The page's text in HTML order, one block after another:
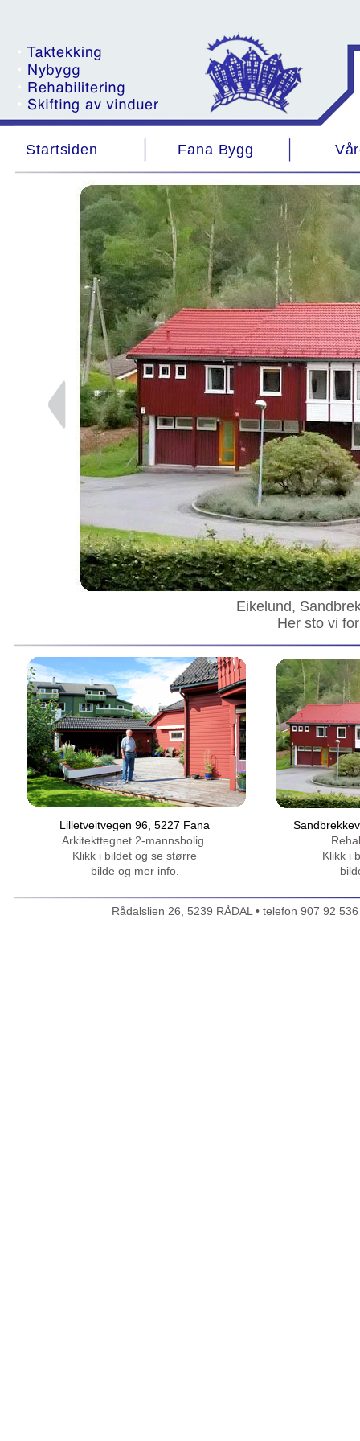
Fana Bygg
Startsiden
Lilletveitvegen 96, 5227 Fana
Arkitekttegnet 2-mannsbolig.
Klikk i bildet og se større
bilde og mer info.
Klikk i
Eikelund,
Her sto vi
Rådalslien 26, 5239 RÅDAL • telefon 907 92